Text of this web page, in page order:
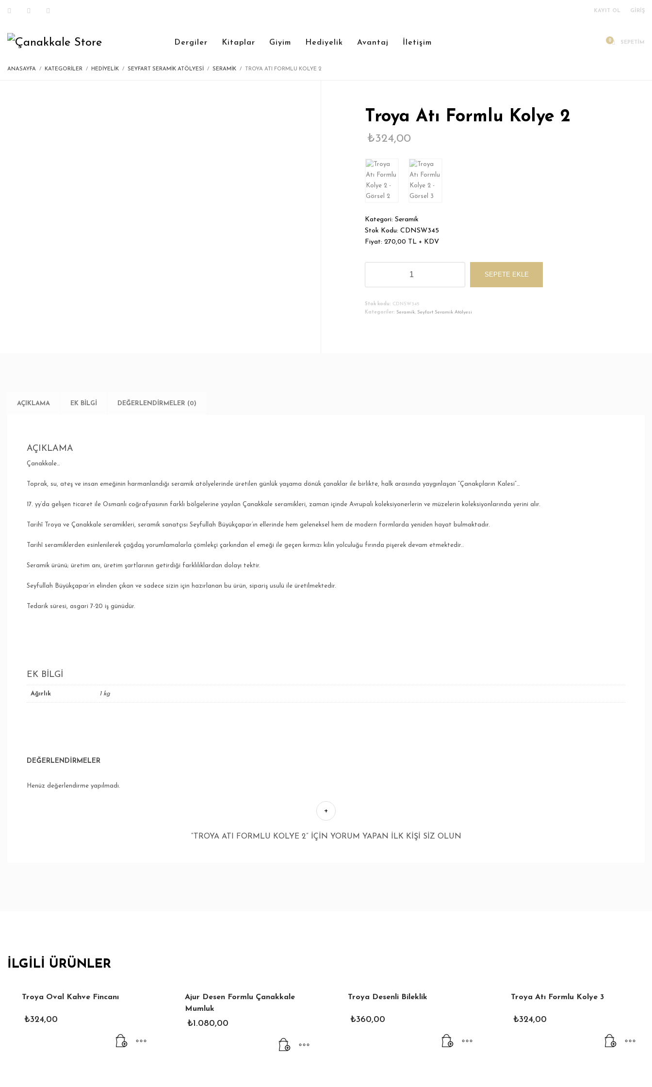
KAYIT OL GİRİŞ
Dergiler Kitaplar Giyim Hediyelik Avantaj İletişim SEPETİM
ANASAYFA KATEGORILER HEDIYELIK SEYFART SERAMIK ATÖLYESI SERAMIK TROYA ATI FORMLU KOLYE 2
Troya Atı Formlu Kolye 2
₺324,00
Kategori: Seramik
Stok Kodu: CDNSW345
Fiyat: 270,00 TL + KDV
Formlu
2
SEPETE EKLE
Stok kodu: CDNSW345
Kategoriler: Seramik, Seyfart Seramik Atölyesi
AÇIKLAMA EK BILGI DEĞERLENDIRMELER (0)
AÇIKLAMA
Çanakkale…
Toprak, su, ateş ve insan emeğinin harmanlandığı seramik atölyelerinde üretilen günlük yaşama dönük çanaklar ile birlikte, halk arasında yaygınlaşan “Çanakçıların Kalesi”…
17. yy’da gelişen ticaret ile Osmanlı coğrafyasının farklı bölgelerine yayılan Çanakkale seramikleri, zaman içinde Avrupalı koleksiyonerlerin ve müzelerin koleksiyonlarında yerini alır.
Tarihî Troya ve Çanakkale seramikleri, seramik sanatçısı Seyfullah Büyükçapar’ın ellerinde hem geleneksel hem de modern formlarda yeniden hayat bulmaktadır.
Tarihî seramiklerden esinlenilerek çağdaş yorumlamalarla çömlekçi çarkından el emeği ile geçen kırmızı kilin yolculuğu fırında pişerek devam etmektedir..
Seramik ürünü; üretim anı, üretim şartlarının getirdiği farklılıklardan dolayı tektir.
Seyfullah Büyükçapar’ın elinden çıkan ve sadece sizin için hazırlanan bu ürün, sipariş usulü ile üretilmektedir.
Tedarik süresi, asgari 7-20 iş günüdür.
EK BILGI
Ağırlık 1 kg
DEĞERLENDIRMELER
Henüz değerlendirme yapılmadı.
“TROYA ATI FORMLU KOLYE 2” IÇIN YORUM YAPAN ILK KIŞI SIZ OLUN
İLGILI ÜRÜNLER
Troya Oval Kahve Fincanı
₺324,00
Ajur Desen Formlu Çanakkale
Mumluk
₺1.080,00
Troya Desenli Bileklik
₺360,00
Troya Atı Formlu Kolye 3
₺324,00